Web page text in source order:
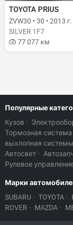
TOYOTA PRIUS
ZVW30 • 30 • 2013 г.
SILVER 1F7
77 077 км
Популярные
Кузов ·
Тормозная система
выхлопная системы
Автосвет ·
Рулевое
Марки
SUBARU · TOYOTA ·
ROVER · MAZDA ·